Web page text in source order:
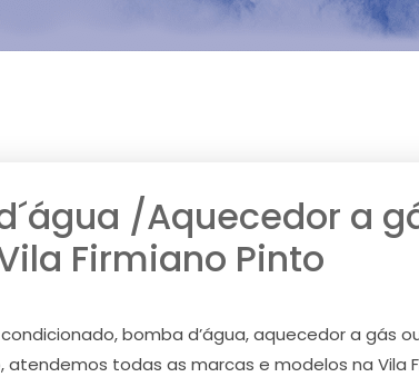
/Aquecedor a
Firmiano Pinto
bomba d’água, aquecedor a gás
todas as marcas e modelos na Vila